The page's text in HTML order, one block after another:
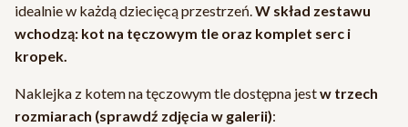
idealnie w każdą dziecięcą przestrzeń.W skład zestawu
wchodzą: kot na tęczowym tle oraz komplet serc i
kropek.
Naklejka z kotem na tęczowym tle dostępna jestw trzech
rozmiarach (sprawdź zdjęcia w galerii):